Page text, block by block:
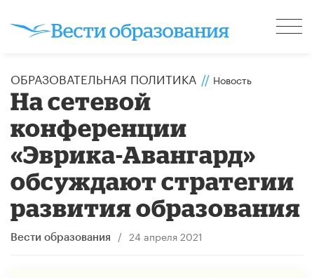
ОБРАЗОВАТЕЛЬНАЯ ПОЛИТИКА // Новость
На сетевой
конференции
«Эврика-Авангард»
обсуждают стратегии
развития образования
Вести образования / 24 апреля 2021